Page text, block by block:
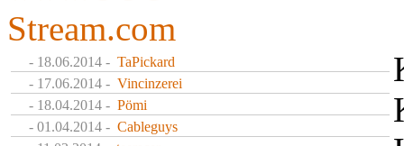
- 18.06.2014 - TaPickard
- 17.06.2014 - Vincinzerei
- 18.04.2014 - Pömi
- 01.04.2014 - Cableguys